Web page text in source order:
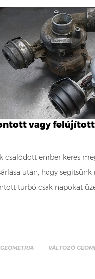
vagy
csalódott ember keres
után, hogy
turbó csak napokat
VÁLTOZÓ